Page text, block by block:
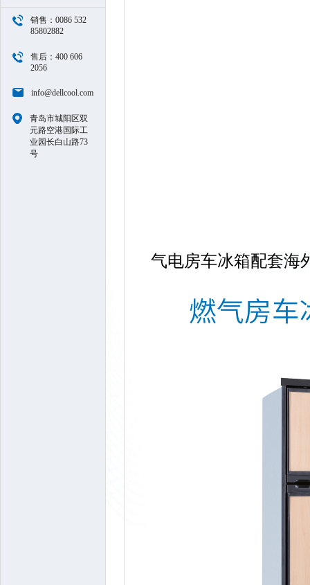
销售：0086 532
85802882
售后：400 606
2056
info@dellcool.com
青岛市城阳区双
元路空港国际工
业园长白山路73
号
气电房车冰箱配套海